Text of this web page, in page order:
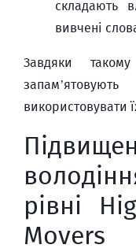
складають
вивчені
Завдяки
використовувати
рівні
Movers